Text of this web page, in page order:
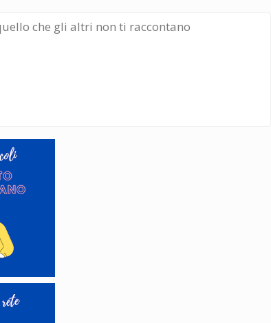
che gli altri non ti raccontano